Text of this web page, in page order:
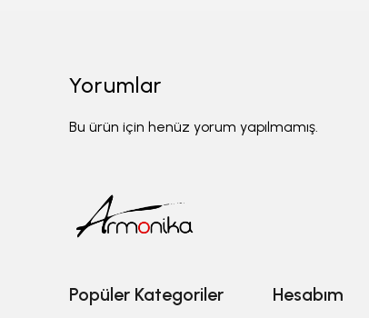
Yorumlar
Bu ürün için henüz yorum yapılmamış.
Popüler Kategoriler Hesabım